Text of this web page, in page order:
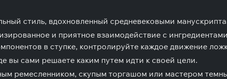
стиль, вдохновленный средневековыми
и приятное взаимодействие с
в ступке, контролируйте каждое движение
вы сами решаете каким путем идти к своей цели.
ремесленником, скупым торгашом или мастером